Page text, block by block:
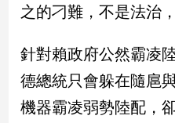
費
康/
親
子/
感
情
之的刁難，不是法治
針對賴政府公然霸凌
德總統只會躲在隨扈
機器霸凌弱勢陸配，